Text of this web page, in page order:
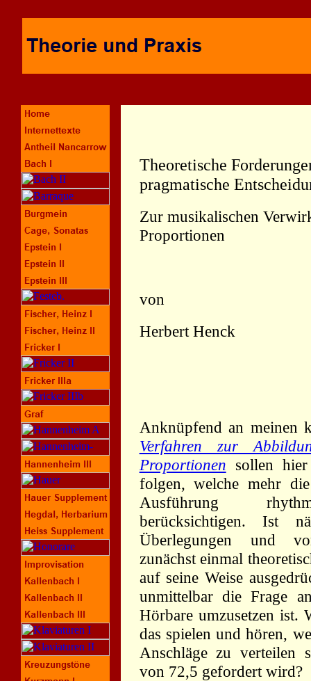
Theoretische
pragmatische
Zur musikalischen
Proportionen
von
Herbert Henck
Anknüpfend an meinen
Verfahren zur
Proportionen sollen
folgen, welche mehr
Ausführung
berücksichtigen. Ist
Überlegungen und
zunächst einmal
auf seine Weise
unmittelbar die Frage
Hörbare umzusetzen ist.
das spielen und hören,
Anschläge zu verteilen
von 72,5 gefordert wird?